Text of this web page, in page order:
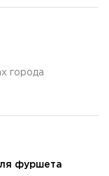
города
фуршета